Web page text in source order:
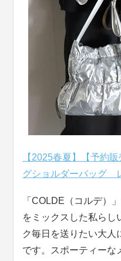
【2025春夏】【予約
グショルダーバッグ
「COLDE（コルデ）
をミックスした私らし
ク毎日を送りたい大人
です。スポーティーな